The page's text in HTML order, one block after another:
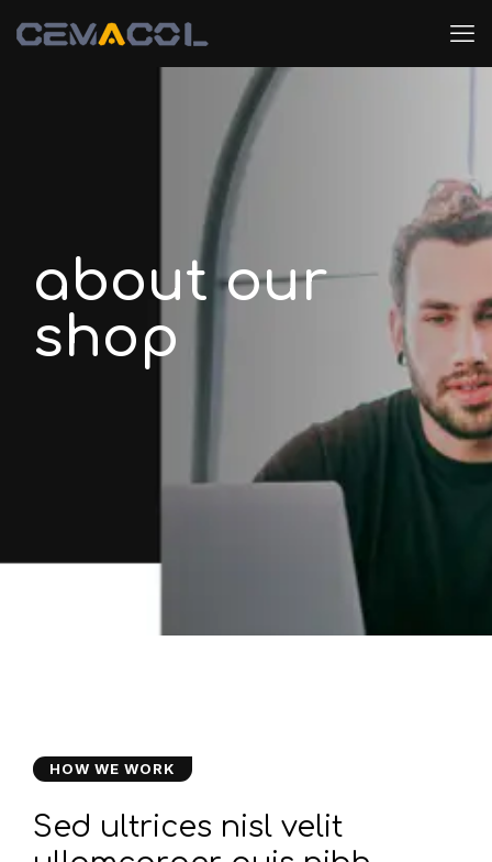
about our
shop
HOW WE WORK
Sed ultrices nisl velit